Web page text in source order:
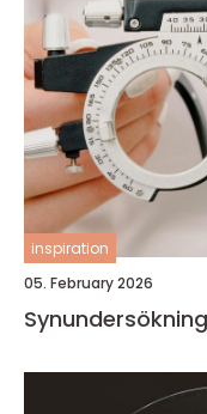
inspiration
05. February 2026